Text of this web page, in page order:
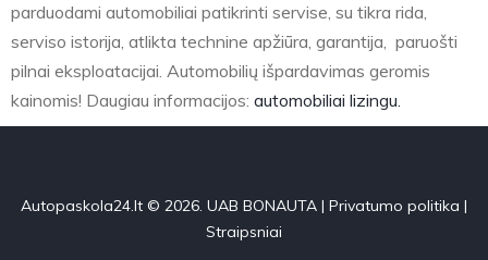
parduodami automobiliai patikrinti servise, su tikra rida,
serviso istorija, atlikta technine apžiūra, garantija, paruošti
pilnai eksploatacijai. Automobilių išpardavimas geromis
kainomis! Daugiau informacijos: automobiliai lizingu.
Autopaskola24.lt © 2026. UAB BONAUTA | Privatumo politika |
Straipsniai